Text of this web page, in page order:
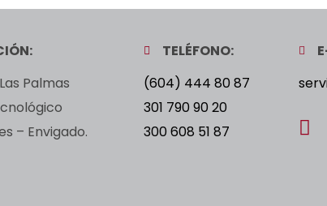
Palmas
– Envigado.
TELÉFONO:
(604) 444 80 87
301 790 90 20
300 608 51 87